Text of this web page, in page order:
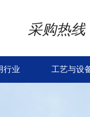
采购热
行业 工艺与设